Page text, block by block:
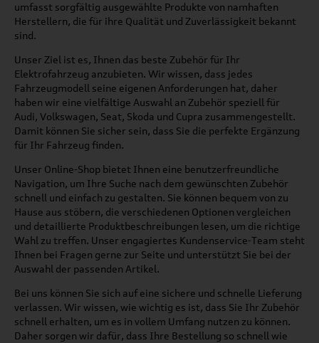
umfasst sorgfältig ausgewählte Produkte von namhaften
Herstellern, die für ihre Qualität und Zuverlässigkeit bekannt
sind.
Unser Ziel ist es, Ihnen das beste Zubehör für Ihr
Elektrofahrzeug anzubieten. Wir wissen, dass jedes
Fahrzeugmodell seine eigenen Anforderungen hat, daher
haben wir eine vielfältige Auswahl an Zubehör speziell für
Audi, Volkswagen, Seat, Skoda und Cupra zusammengestellt.
Damit können Sie sicher sein, dass Sie die perfekte Ergänzung
für Ihr Fahrzeug finden.
Unser Online-Shop bietet Ihnen eine benutzerfreundliche
Navigation, um Ihre Suche nach dem gewünschten Zubehör
schnell und einfach zu gestalten. Sie können bequem von zu
Hause aus stöbern, die verschiedenen Optionen vergleichen
und detaillierte Produktbeschreibungen lesen, um die richtige
Wahl zu treffen. Unser engagiertes Kundenservice-Team steht
Ihnen bei Fragen gerne zur Seite und unterstützt Sie bei der
Auswahl der passenden Artikel.
Bei uns können Sie sich auf eine sichere und schnelle Lieferung
verlassen. Wir wissen, wie wichtig es ist, dass Sie Ihr Zubehör
schnell erhalten, um es in vollem Umfang nutzen zu können.
Daher sorgen wir dafür, dass Ihre Bestellung so schnell wie